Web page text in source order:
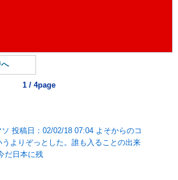
1 / 4page
投稿日：02/02/18 07:04 よそからのコ
うよりぞっとした。誰も入ることの出来
だ日本に残